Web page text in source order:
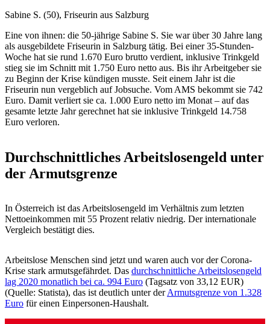
Sabine S. (50), Friseurin aus Salzburg
Eine von ihnen: die 50-jährige Sabine S. Sie war über 30 Jahre lang
als ausgebildete Friseurin in Salzburg tätig. Bei einer 35-Stunden-
Woche hat sie rund 1.670 Euro brutto verdient, inklusive Trinkgeld
stieg sie im Schnitt mit 1.750 Euro netto aus. Bis ihr Arbeitgeber sie
zu Beginn der Krise kündigen musste. Seit einem Jahr ist die
Friseurin nun vergeblich auf Jobsuche. Vom AMS bekommt sie 742
Euro. Damit verliert sie ca. 1.000 Euro netto im Monat – auf das
gesamte letzte Jahr gerechnet hat sie inklusive Trinkgeld 14.758
Euro verloren.
Durchschnittliches Arbeitslosengeld unter
der Armutsgrenze
In Österreich ist das Arbeitslosengeld im Verhältnis zum letzten
Nettoeinkommen mit 55 Prozent relativ niedrig. Der internationale
Vergleich bestätigt dies.
Arbeitslose Menschen sind jetzt und waren auch vor der Corona-
Krise stark armutsgefährdet. Das durchschnittliche Arbeitslosengeld
lag 2020 monatlich bei ca. 994 Euro (Tagsatz von 33,12 EUR)
(Quelle: Statista), das ist deutlich unter derArmutsgrenze von 1.328
Euro für einen Einpersonen-Haushalt.